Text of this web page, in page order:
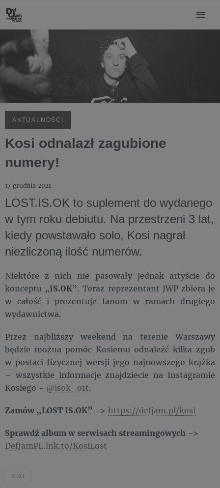
AKTUALNOŚCI
Kosi odnalazł zagubione
numery!
17 grudnia 2021
LOST.IS.OK to suplement do wydanego
w tym roku debiutu. Na przestrzeni 3 lat,
kiedy powstawało solo, Kosi nagrał
niezliczoną ilość numerów.
Niektóre z nich nie pasowały jednak artyście do
konceptu „IS.OK”. Teraz reprezentant JWP zbiera je
w całość i prezentuje fanom w ramach drugiego
wydawnictwa.
Przez najbliższy weekend na terenie Warszawy
będzie można pomóc Kosiemu odnaleźć kilka zgub
w postaci fizycznej wersji jego najnowszego krążka
– wszystkie informacje znajdziecie na Instagramie
Kosiego - @isok_o1t.
Zamów „LOST IS.OK” -> https://defjam.pl/kosi
Sprawdź album w serwisach streamingowych ->
DefJamPL.lnk.to/KosiLost
KOSI